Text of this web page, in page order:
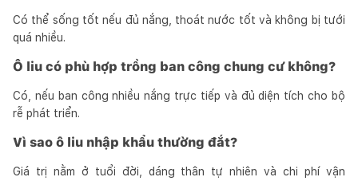
Có thể sống tốt nếu đủ nắng, thoát nước tốt và không bị tưới
quá nhiều.
Ô liu có phù hợp trồng ban công chung cư không?
Có, nếu ban công nhiều nắng trực tiếp và đủ diện tích cho bộ
rễ phát triển.
Vì sao ô liu nhập khẩu thường đắt?
Giá trị nằm ở tuổi đời, dáng thân tự nhiên và chi phí vận